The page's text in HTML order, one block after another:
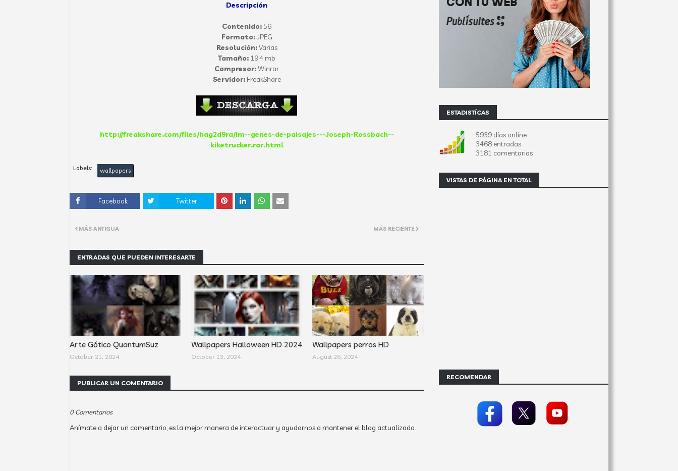
Descripción
Contenido: 56
Formato:JPEG
Resolución:Varias
Tamaño: 19,4 mb
Compresor:Winrar
Servidor:FreakShare
http://freakshare.com/files/hag2d9ra/Im--genes-de-paisajes---Joseph-Rossbach--
kiketrucker.rar.html
Labels: wallpapers
Facebook Twitter
MÁS RECIENTE
MÁS ANTIGUA
ENTRADAS QUE PUEDEN INTERESARTE
Arte Gótico QuantumSuz
October 21, 2024
Wallpapers Halloween HD 2024
October 13, 2024
Wallpapers perros HD
August 26, 2024
PUBLICAR UN COMENTARIO
0 Comentarios
Anímate a dejar un comentario, es la mejor manera de interactuar y ayudarnos a mantener el blog actualizado.
ESTADISTÍCAS
5939 días online
3468 entradas
3181 comentarios
VISTAS DE PÁGINA EN TOTAL
RECOMENDAR